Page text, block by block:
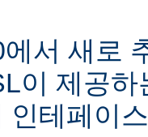
서 새로
이 제공
인테페이